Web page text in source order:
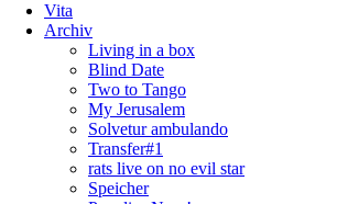
überspringen
Vita
Archiv
Living in a box
Blind Date
Two to Tango
My Jerusalem
Solvetur ambulando
Transfer#1
rats live on no evil star
Speicher